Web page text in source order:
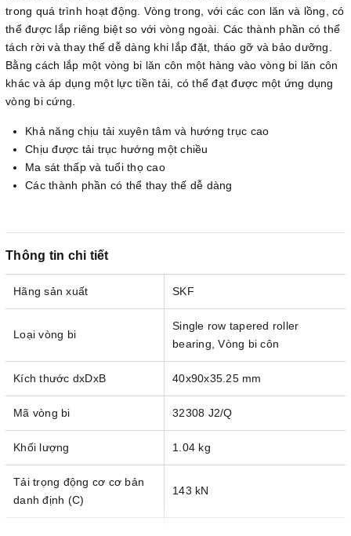
trong quá trình hoạt động. Vòng trong, với các con lăn và lồng, có
thể được lắp riêng biệt so với vòng ngoài. Các thành phần có thể
tách rời và thay thế dễ dàng khi lắp đặt, tháo gỡ và bảo dưỡng.
Bằng cách lắp một vòng bi lăn côn một hàng vào vòng bi lăn côn
khác và áp dụng một lực tiền tải, có thể đạt được một ứng dụng
vòng bi cứng.
Khả năng chịu tải xuyên tâm và hướng trục cao
Chịu được tải trục hướng một chiều
Ma sát thấp và tuổi thọ cao
Các thành phần có thể thay thế dễ dàng
Thông tin chi tiết
Hãng sản xuất SKF
Loại vòng bi
Single row tapered roller
bearing, Vòng bi côn
Kích thước dxDxB 40x90x35.25 mm
Mã vòng bi 32308 J2/Q
Khối lượng 1.04 kg
Tải trọng động cơ cơ bản
danh định (C)
143 kN